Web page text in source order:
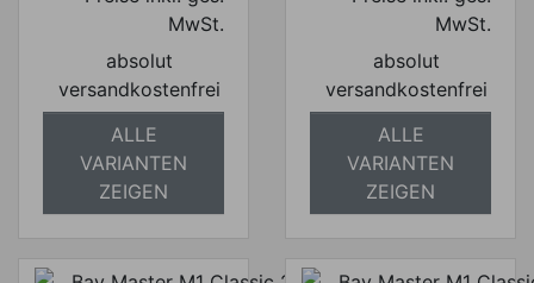
MwSt.
absolut
versandkostenfrei
ALLE
VARIANTEN
ZEIGEN
MwSt.
absolut
versandkostenfrei
ALLE
VARIANTEN
ZEIGEN